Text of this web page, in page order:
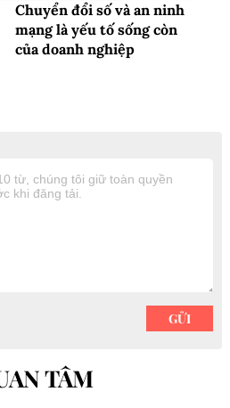
Chuyển đổi số và an ninh
mạng là yếu tố sống còn
của doanh nghiệp
TÂM